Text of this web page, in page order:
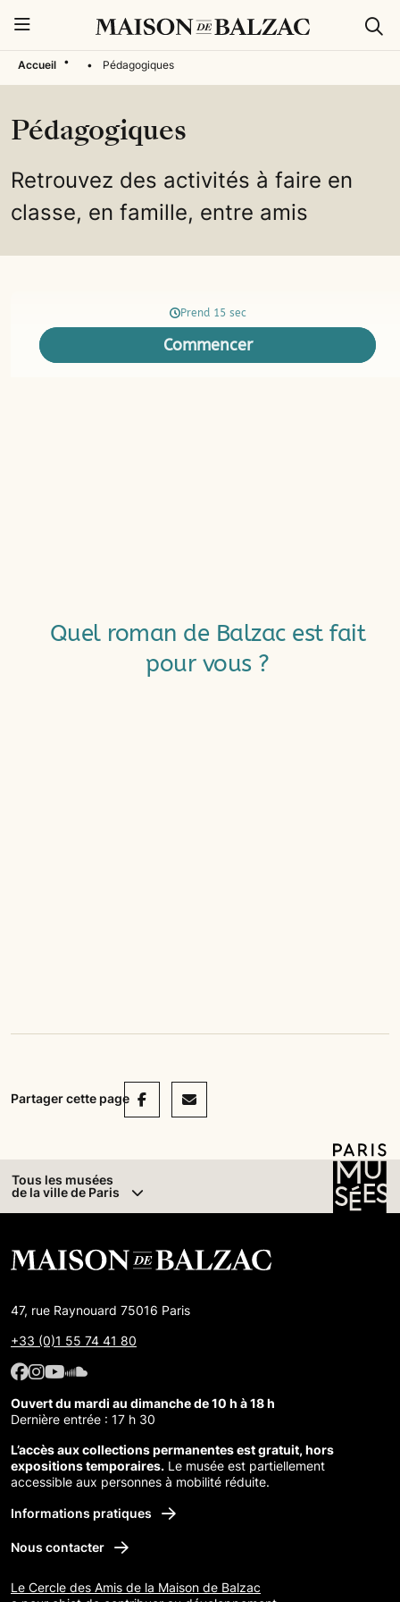
Accueil • • Pédagogiques
Pédagogiques
Retrouvez des activités à faire en
classe, en famille, entre amis
Partager cette pageFacebook
Mail
Tous les musées
de la ville de Paris
47, rue Raynouard 75016 Paris
+33 (0)1 55 74 41 80
Facebook : Maison de Balzac
Facebook : Maison de Balzac
Youtube : Maison de Balzac
SoundCloud : Maison de Balzac
Ouvert du mardi au dimanche de 10 h à 18 h
Dernière entrée : 17 h 30
L’accès aux collections permanentes est gratuit, hors
expositions temporaires. Le musée est partiellement
accessible aux personnes à mobilité réduite.
Informations pratiques
Nous contacter
Le Cercle des Amis de la Maison de Balzac